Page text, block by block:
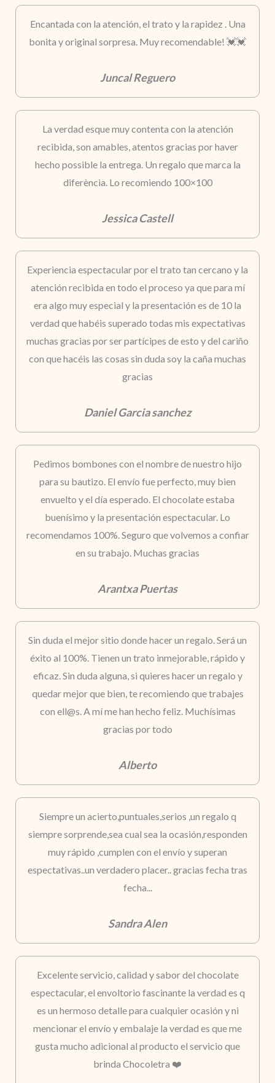
Encantada con la atención, el trato y la rapidez . Una
bonita y original sorpresa. Muy recomendable! 💓💓
Juncal Reguero
La verdad esque muy contenta con la atención
recibida, son amables, atentos gracias por haver
hecho possible la entrega. Un regalo que marca la
diferència. Lo recomiendo 100×100
Jessica Castell
Experiencia espectacular por el trato tan cercano y la
atención recibida en todo el proceso ya que para mí
era algo muy especial y la presentación es de 10 la
verdad que habéis superado todas mis expectativas
muchas gracias por ser partícipes de esto y del cariño
con que hacéis las cosas sin duda soy la caña muchas
gracias
Daniel Garcia sanchez
Pedimos bombones con el nombre de nuestro hijo
para su bautizo. El envío fue perfecto, muy bien
envuelto y el día esperado. El chocolate estaba
buenísimo y la presentación espectacular. Lo
recomendamos 100%. Seguro que volvemos a confiar
en su trabajo. Muchas gracias
Arantxa Puertas
Sin duda el mejor sitio donde hacer un regalo. Será un
éxito al 100%. Tienen un trato inmejorable, rápido y
eficaz. Sin duda alguna, si quieres hacer un regalo y
quedar mejor que bien, te recomiendo que trabajes
con ell@s. A mí me han hecho feliz. Muchísimas
gracias por todo
Alberto
Siempre un acierto,puntuales,serios ,un regalo q
siempre sorprende,sea cual sea la ocasión,responden
muy rápido ,cumplen con el envío y superan
espectativas..un verdadero placer.. gracias fecha tras
fecha...
Sandra Alen
Excelente servicio, calidad y sabor del chocolate
espectacular, el envoltorio fascinante la verdad es q
es un hermoso detalle para cualquier ocasión y ni
mencionar el envío y embalaje la verdad es que me
gusta mucho adicional al producto el servicio que
brinda Chocoletra ❤️